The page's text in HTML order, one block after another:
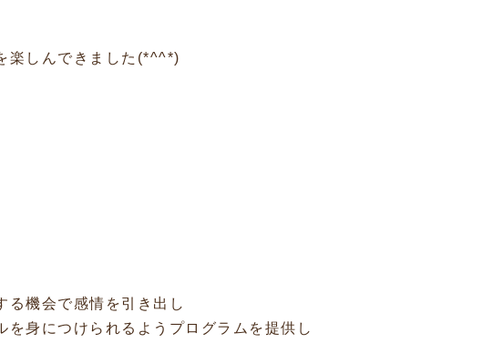
楽しんできました(*^^*)
る機会で感情を引き出し
を身につけられるようプログラムを提供し